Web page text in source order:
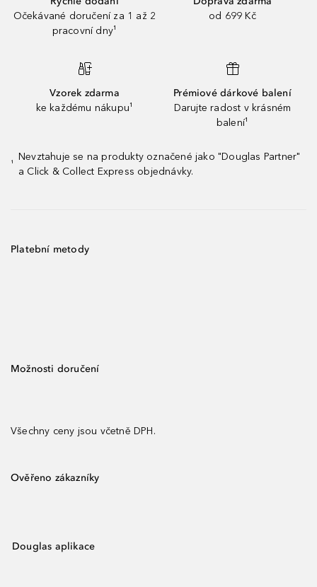
Očekávané doručení za 1 až 2
pracovní dny¹
od 699 Kč
Vzorek zdarma
ke každému nákupu¹
Prémiové dárkové balení
Darujte radost v krásném
balení¹
¹
Nevztahuje se na produkty označené jako "Douglas Partner"
a Click & Collect Express objednávky.
Platební metody
Možnosti doručení
Všechny ceny jsou včetně DPH.
Ověřeno zákazníky
Douglas aplikace